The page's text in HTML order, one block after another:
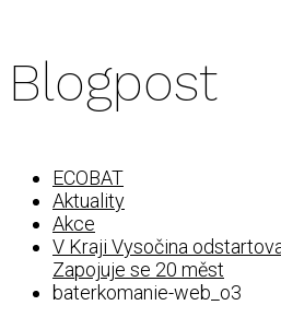
Blogpost
ECOBAT
Aktuality
Akce
V Kraji Vysočina
Zapojuje se 20 měst
baterkomanie-web_o3